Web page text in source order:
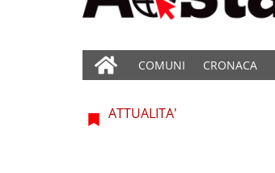
COMUNI CRONACA
ATTUALITA'